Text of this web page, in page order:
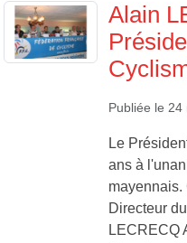
Alain
Publiée le 24
Le
ans à
Directeur
LECRECQ